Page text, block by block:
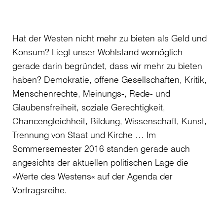
Hat der Westen nicht mehr zu bieten als Geld und
Konsum? Liegt unser Wohlstand womöglich
gerade darin begründet, dass wir mehr zu bieten
haben? Demokratie, offene Gesellschaften, Kritik,
Menschenrechte, Meinungs-, Rede- und
Glaubensfreiheit, soziale Gerechtigkeit,
Chancengleichheit, Bildung, Wissenschaft, Kunst,
Trennung von Staat und Kirche … Im
Sommersemester 2016 standen gerade auch
angesichts der aktuellen politischen Lage die
»Werte des Westens« auf der Agenda der
Vortragsreihe.